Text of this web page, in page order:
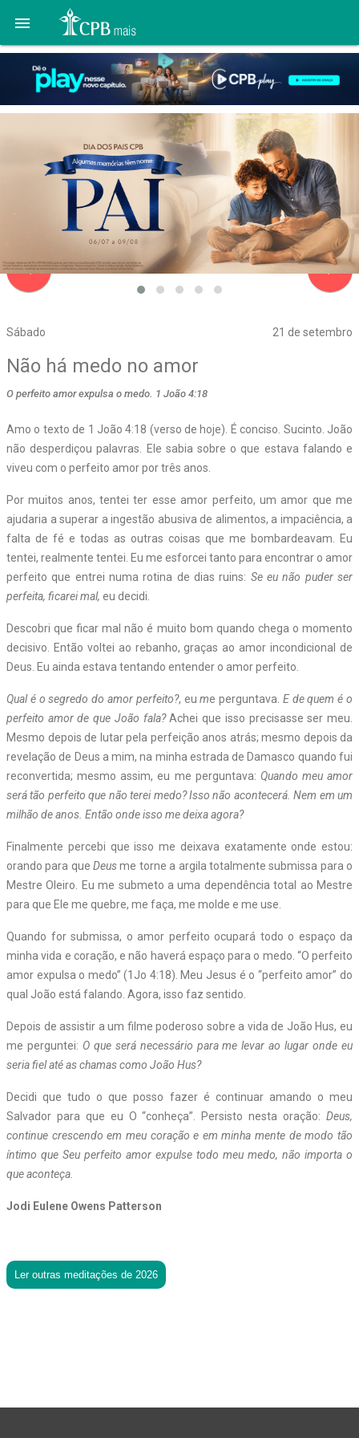

Sábado 21 de setembro
navigate_before
Não há medo no amor
O perfeito amor expulsa o medo. 1 João 4:18
Amo o texto de 1 João 4:18 (verso de hoje). É conciso. Sucinto. João
não desperdiçou palavras. Ele sabia sobre o que estava falando e
viveu com o perfeito amor por três anos.
Por muitos anos, tentei ter esse amor perfeito, um amor que me
ajudaria a superar a ingestão abusiva de alimentos, a impaciência, a
falta de fé e todas as outras coisas que me bombardeavam. Eu
tentei, realmente tentei. Eu me esforcei tanto para encontrar o amor
perfeito que entrei numa rotina de dias ruins: Se eu não puder ser
perfeita, ficarei mal, eu decidi.
Descobri que ficar mal não é muito bom quando chega o momento
decisivo. Então voltei ao rebanho, graças ao amor incondicional de
Deus. Eu ainda estava tentando entender o amor perfeito.
Qual é o segredo do amor perfeito?, eume perguntava. E de quem é o
perfeito amor de que João fala?Achei que isso precisasse ser meu.
Mesmo depois de lutar pela perfeição anos atrás; mesmo depois da
revelação de Deus a mim, na minha estrada de Damasco quando fui
reconvertida; mesmo assim, eu me perguntava: Quando meu amor
será tão perfeito que não terei medo? Isso não acontecerá. Nem em um
milhão de anos. Então onde isso me deixa agora?
Finalmente percebi que isso me deixava exatamente onde estou:
orando para queDeusme torne a argila totalmente submissa para o
Mestre Oleiro. Eu me submeto a uma dependência total ao Mestre
para que Ele me quebre, me faça, me molde e me use.
Quando for submissa, o amor perfeito ocupará todo o espaço da
minha vida e coração, e não haverá espaço para o medo. “O perfeito
amor expulsa o medo” (1Jo 4:18). Meu Jesus é o “perfeito amor” do
qual João está falando. Agora, isso faz sentido.
Depois de assistir a um filme poderoso sobre a vida de João Hus, eu
me perguntei: O que será necessário para me levar ao lugar onde eu
seria fiel até as chamas como João Hus?
Decidi que tudo o que posso fazer é continuar amando o meu
Salvador para que eu O “conheça”. Persisto nesta oração: Deus,
continue crescendo em meu coração e em minha mente de modo tão
íntimo que Seu perfeito amor expulse todo meu medo, não importa o
que aconteça.
Jodi Eulene Owens Patterson
Ler outras meditações de 2026
navigate_next